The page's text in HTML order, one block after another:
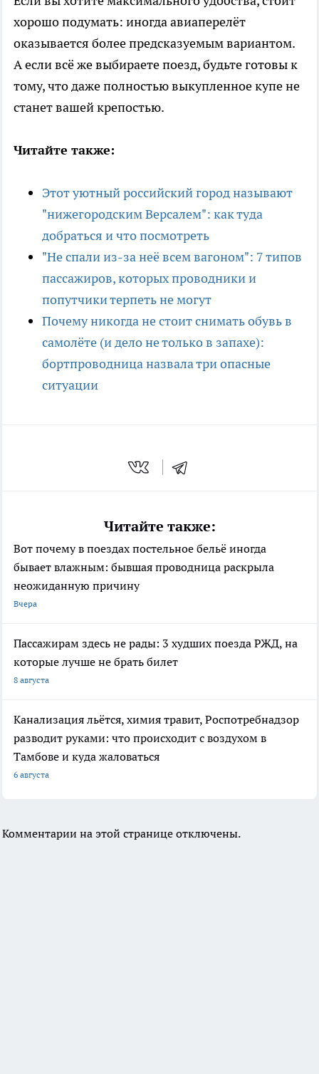
хорошо подумать: иногда авиаперелёт
оказывается более предсказуемым вариантом.
А если всё же выбираете поезд, будьте готовы к
тому, что даже полностью выкупленное купе не
станет вашей крепостью.
Читайте также:
Этот уютный российский город называют
"нижегородским Версалем": как туда
добраться и что посмотреть
"Не спали из-за неё всем вагоном": 7 типов
пассажиров, которых проводники и
попутчики терпеть не могут
Почему никогда не стоит снимать обувь в
самолёте (и дело не только в запахе):
бортпроводница назвала три опасные
ситуации
Читайте также:
Вот почему в поездах постельное бельё иногда
бывает влажным: бывшая проводница раскрыла
неожиданную причину
Вчера
Пассажирам здесь не рады: 3 худших поезда РЖД, на
которые лучше не брать билет
8 августа
Канализация льётся, химия травит, Роспотребнадзор
разводит руками: что происходит с воздухом в
Тамбове и куда жаловаться
6 августа
Комментарии на этой странице отключены.